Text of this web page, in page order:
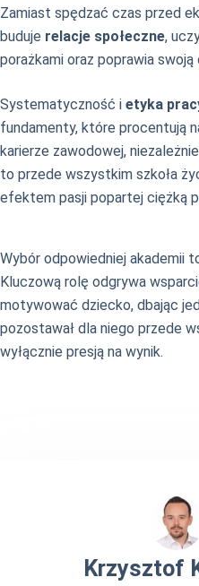
Zamiast spędzać czas przed
buduje relacje społeczne,
porażkami oraz poprawia
Systematyczność i etyka
fundamenty, które procentują
karierze zawodowej,
to przede wszystkim szkoła
efektem pasji popartej ciężką
Wybór odpowiedniej akademii
Kluczową rolę odgrywa
motywować dziecko, dbając
pozostawał dla niego przede
wyłącznie presją na wynik.
Krzysztof